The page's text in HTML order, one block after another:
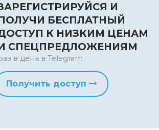
И
БЕСПЛАТНЫЙ
К НИЗКИМ ЦЕНАМ
СПЕЦПРЕДЛОЖЕНИЯМ
в день в Telegram
Получить доступ